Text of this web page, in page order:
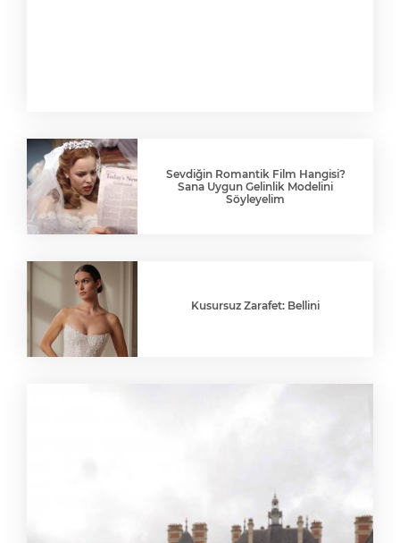
Sevdiğin Romantik Film Hangisi?
Sana Uygun Gelinlik Modelini
Söyleyelim
Kusursuz Zarafet: Bellini